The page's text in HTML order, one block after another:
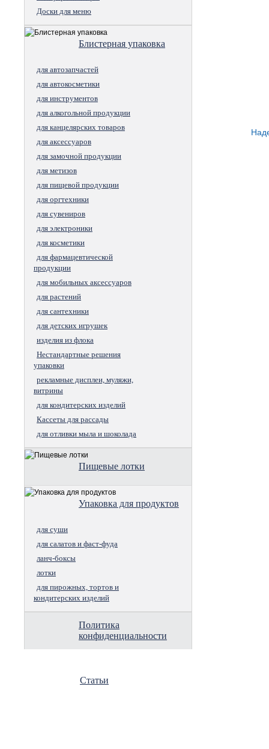
Доски для меню
Блистерная упаковка
для автозапчастей
для автокосметики
для инструментов
для алкогольной продукции
для канцелярских товаров
для аксессуаров
для замочной продукции
для метизов
для пищевой продукции
для оргтехники
для сувениров
для электроники
для косметики
для фармацевтической
продукции
для мобильных аксессуаров
для растений
для сантехники
для детских игрушек
изделия из флока
Нестандартные решения
упаковки
рекламные дисплеи, муляжи,
витрины
для кондитерских изделий
Кассеты для рассады
для отливки мыла и шоколада
Пищевые лотки
Упаковка для продуктов
для суши
для салатов и фаст-фуда
ланч-боксы
лотки
для пирожных, тортов и
кондитерских изделий
Политика
конфиденциальности
Статьи